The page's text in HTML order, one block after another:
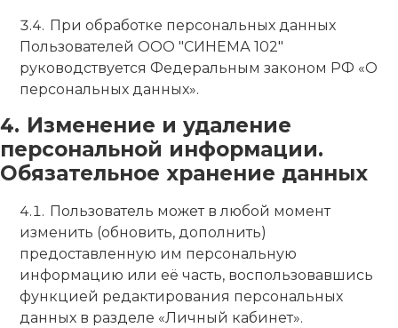
При обработке персональных данных
Пользователей ООО "СИНЕМА 102"
руководствуется Федеральным законом РФ «О
персональных данных».
Изменение и удаление
персональной информации.
Обязательное хранение данных
Пользователь может в любой момент
изменить (обновить, дополнить)
предоставленную им персональную
информацию или её часть, воспользовавшись
функцией редактирования персональных
данных в разделе «Личный кабинет».